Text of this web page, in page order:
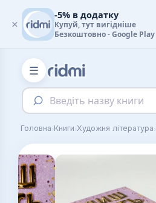
☰
Введіть назву книги
Головна›Книги›Художня література›
×
-5% в додатку
Купуй, тут вигідніше
Безкоштовно - Google Play